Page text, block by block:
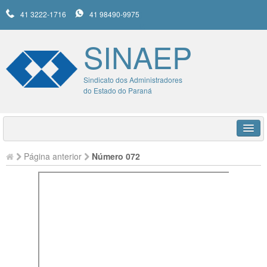
41 3222-1716 41 98490-9975
SINAEP
Sindicato dos Administradores
do Estado do Paraná
SINAEP
Página anterior Número 072